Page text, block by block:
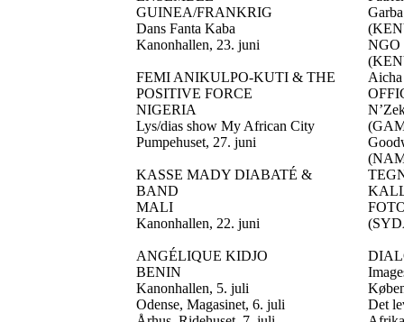
GUINEA/FRANKRIG
Dans Fanta Kaba
Kanonhallen, 23. juni
FEMI ANIKULPO-KUTI & THE
POSITIVE FORCE
NIGERIA
Lys/dias show My African City
Pumpehuset, 27. juni
KASSE MADY DIABATÉ &
BAND
MALI
Kanonhallen, 22. juni
ANGÉLIQUE KIDJO
BENIN
Kanonhallen, 5. juli
Odense, Magasinet, 6. juli
NGO
Det